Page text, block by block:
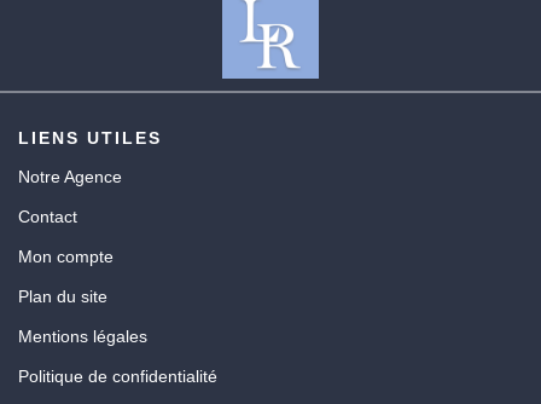
LIENS UTILES
Notre Agence
Contact
Mon compte
Plan du site
Mentions légales
Politique de confidentialité